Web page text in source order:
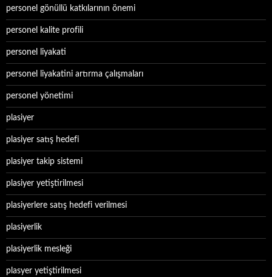
personel gönüllü katkılarının önemi
personel kalite profili
personel liyakati
personel liyakatini artırma çalışmaları
personel yönetimi
plasiyer
plasiyer satış hedefi
plasiyer takip sistemi
plasiyer yetiştirilmesi
plasiyerlere satış hedefi verilmesi
plasiyerlik
plasiyerlik mesleği
plasyer yetiştirilmesi